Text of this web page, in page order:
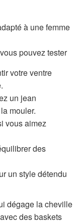
à une femme
pouvez tester
votre ventre
un jean
mouler.
vous aimez
des
un style détendu
dégage la cheville
des baskets